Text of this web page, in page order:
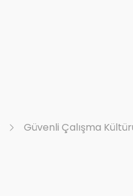
Güvenli Çalışma